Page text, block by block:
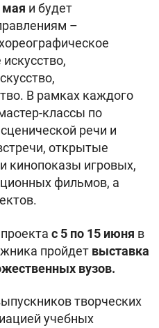
мая и будет
–
В рамках каждого
классы по
речи и
открытые
кинопоказы игровых,
фильмов, а
с 5 по 15 июня в
пройдет выставка
вузов.
творческих
учебных